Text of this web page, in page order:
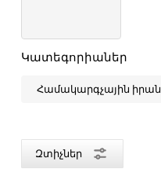
Կատեգորիաներ
Համակարգչային իրան
Զտիչներ